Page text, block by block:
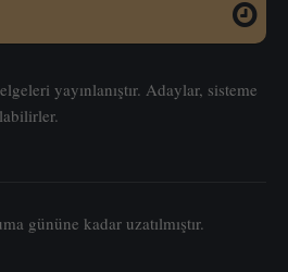
yayınlanıştır. Adaylar, sisteme
gününe kadar uzatılmıştır.